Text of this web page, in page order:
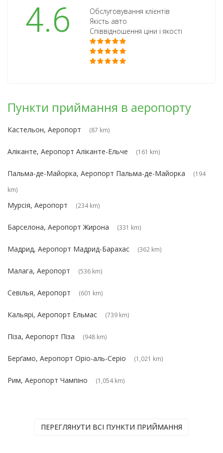
4.6
Обслуговування клієнтів
Якість авто
Співвідношення ціни і якості
Пункти приймання в аеропорту
Кастельон, Аеропорт (87 km)
Аліканте, Аеропорт Аліканте-Ельче (161 km)
Пальма-де-Майорка, Аеропорт Пальма-де-Майорка
(194
km)
Мурсія, Аеропорт (234 km)
Барселона, Аеропорт Жирона (331 km)
Мадрид, Аеропорт Мадрид-Барахас (362 km)
Малага, Аеропорт (536 km)
Севілья, Аеропорт (601 km)
Кальярі, Аеропорт Ельмас (739 km)
Піза, Аеропорт Піза (948 km)
Берґамо, Аеропорт Оріо-аль-Серіо (1,021 km)
Рим, Аеропорт Чампіно (1,054 km)
ПЕРЕГЛЯНУТИ ВСІ ПУНКТИ ПРИЙМАННЯ